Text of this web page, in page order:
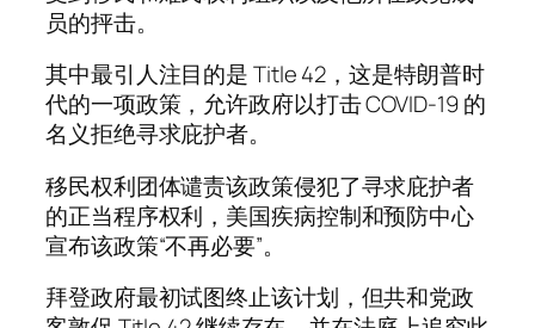
员的抨击。
其中最引人注目的是 Title 42，这是特朗普时
代的一项政策，允许政府以打击 COVID-19 的
名义拒绝寻求庇护者。
移民权利团体谴责该政策侵犯了寻求庇护者
的正当程序权利，美国疾病控制和预防中心
宣布该政策“不再必要”。
拜登政府最初试图终止该计划，但共和党政